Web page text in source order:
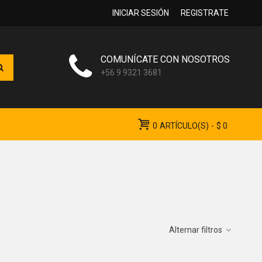
INICIAR SESIÓN REGISTRATE
COMUNÍCATE CON NOSOTROS
+56 9 9321 3681
0 ARTÍCULO(S) - $ 0
Alternar filtros